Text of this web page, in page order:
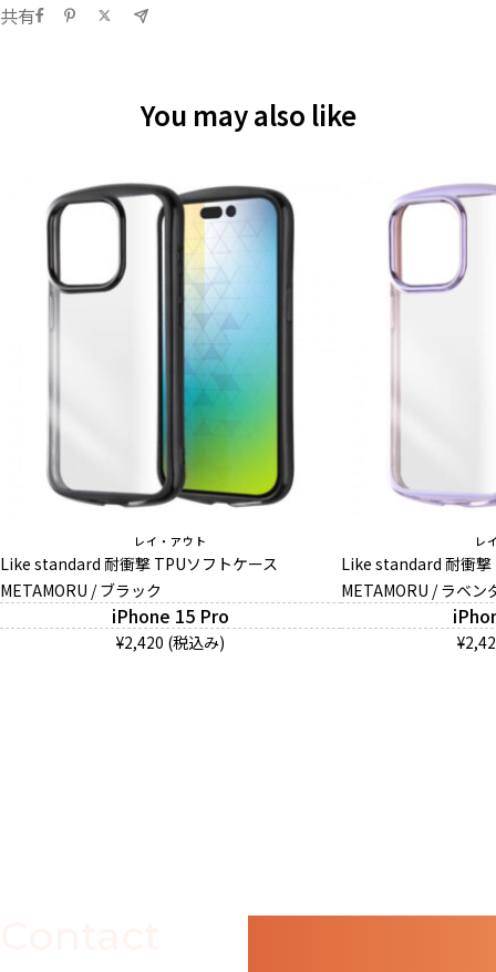
共有
You may also like
レイ・アウト
Like standard 耐衝撃 TPUソフトケース
METAMORU / ブラック
iPhone 15 Pro
¥2,420 (税込み)
レ
Like standard 耐衝撃
METAMORU / ラベン